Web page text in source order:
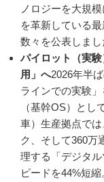
ノロジーを大規
を革新している
数々を公表しまし
パイロット（実
用」へ2026年半
ラインでの実験
（基幹OS）とし
車）生産拠点で
ク、そして360万
理する「デジタ
ピードを44%短